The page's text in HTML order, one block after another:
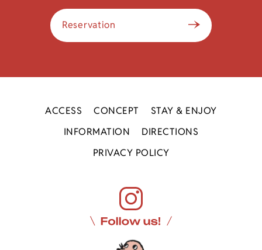
Reservation
ACCESS CONCEPT
STAY & ENJOY
INFORMATION
DIRECTIONS
PRIVACY POLICY